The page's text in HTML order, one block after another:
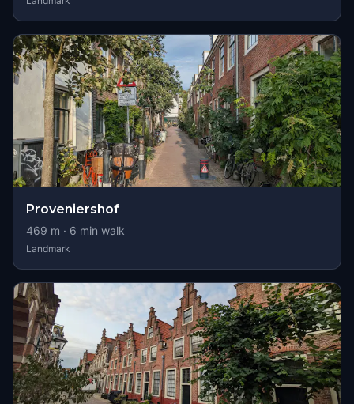
Proveniershof
469 m · 6 min walk
Landmark